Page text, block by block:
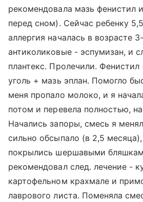
рекомендовала мазь фенистил
перед сном). Сейчас ребенку
аллергия началась в возрасте
антиколиковые - эспумизан, и
плантекс. Пролечили.
уголь + мазь эплан. Помогло
меня пропало молоко, и я
потом и перевела полностью,
Начались запоры, смесь я
сильно обсыпало (в 2,5
покрылись шершавыми
рекомендовал след. лечение -
картофельном крахмале и
лаврового листа. Поменяла